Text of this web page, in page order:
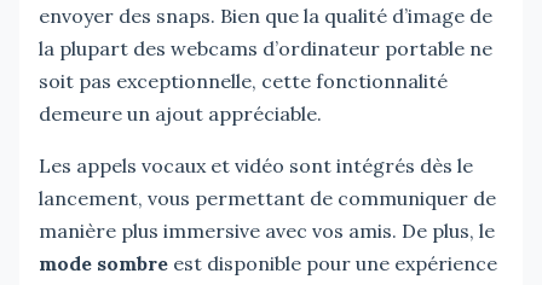
envoyer des snaps. Bien que la qualité d’image de
la plupart des webcams d’ordinateur portable ne
soit pas exceptionnelle, cette fonctionnalité
demeure un ajout appréciable.
Les appels vocaux et vidéo sont intégrés dès le
lancement, vous permettant de communiquer de
manière plus immersive avec vos amis. De plus, le
mode sombre est disponible pour une expérience